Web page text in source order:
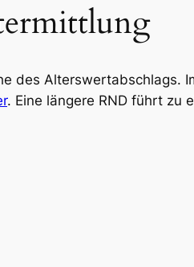
des Alterswertabschlags.
. Eine längere RND führt zu